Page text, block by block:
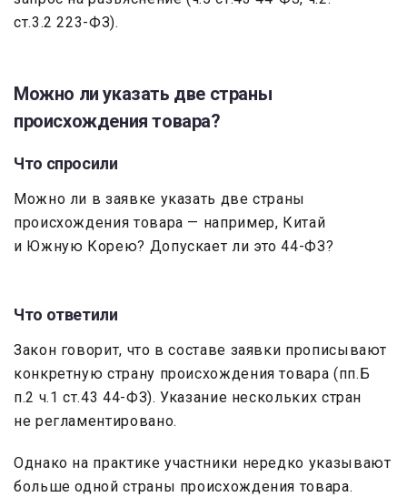
ст.3.2 223-ФЗ).
Можно ли указать две страны
происхождения товара?
Что спросили
Можно ли в заявке указать две страны
происхождения товара — например, Китай
и Южную Корею? Допускает ли это 44-ФЗ?
Что ответили
Закон говорит, что в составе заявки прописывают
конкретную страну происхождения товара (пп.Б
п.2 ч.1 ст.43 44-ФЗ). Указание нескольких стран
не регламентировано.
Однако на практике участники нередко указывают
больше одной страны происхождения товара.